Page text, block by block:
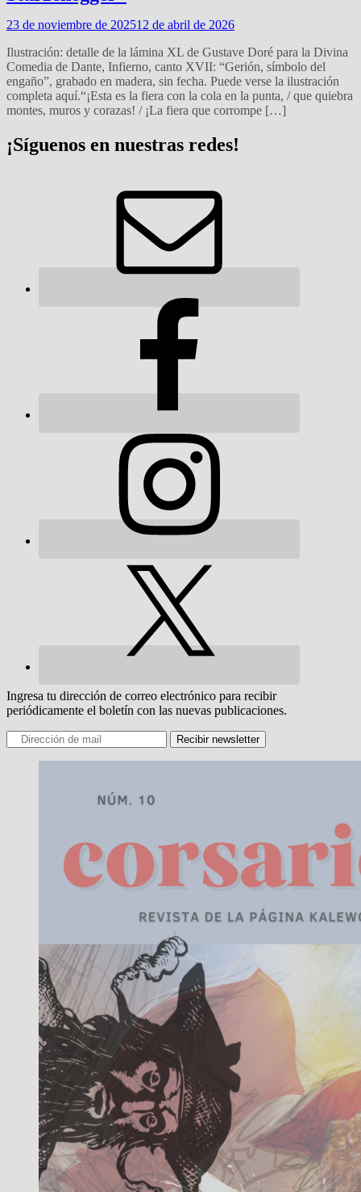
23 de noviembre de 202512 de abril de 2026
Ilustración: detalle de la lámina XL de Gustave Doré para la Divina
Comedia de Dante, Infierno, canto XVII: “Gerión, símbolo del
engaño”, grabado en madera, sin fecha. Puede verse la ilustración
completa aquí.“¡Esta es la fiera con la cola en la punta, / que quiebra
montes, muros y corazas! / ¡La fiera que corrompe […]
¡Síguenos en nuestras redes!
Ingresa tu dirección de correo electrónico para recibir
periódicamente el boletín con las nuevas publicaciones.
Recibir newsletter